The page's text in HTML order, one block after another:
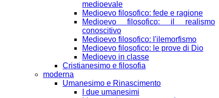
medioevale
Medioevo filosofico: fede e ragione
Medioevo filosofico: il realismo
conoscitivo
Medioevo filosofico: l'ilemorfismo
Medioevo filosofico: le prove di Dio
Medioevo in classe
Cristianesimo e filosofia
moderna
Umanesimo e Rinascimento
I due umanesimi